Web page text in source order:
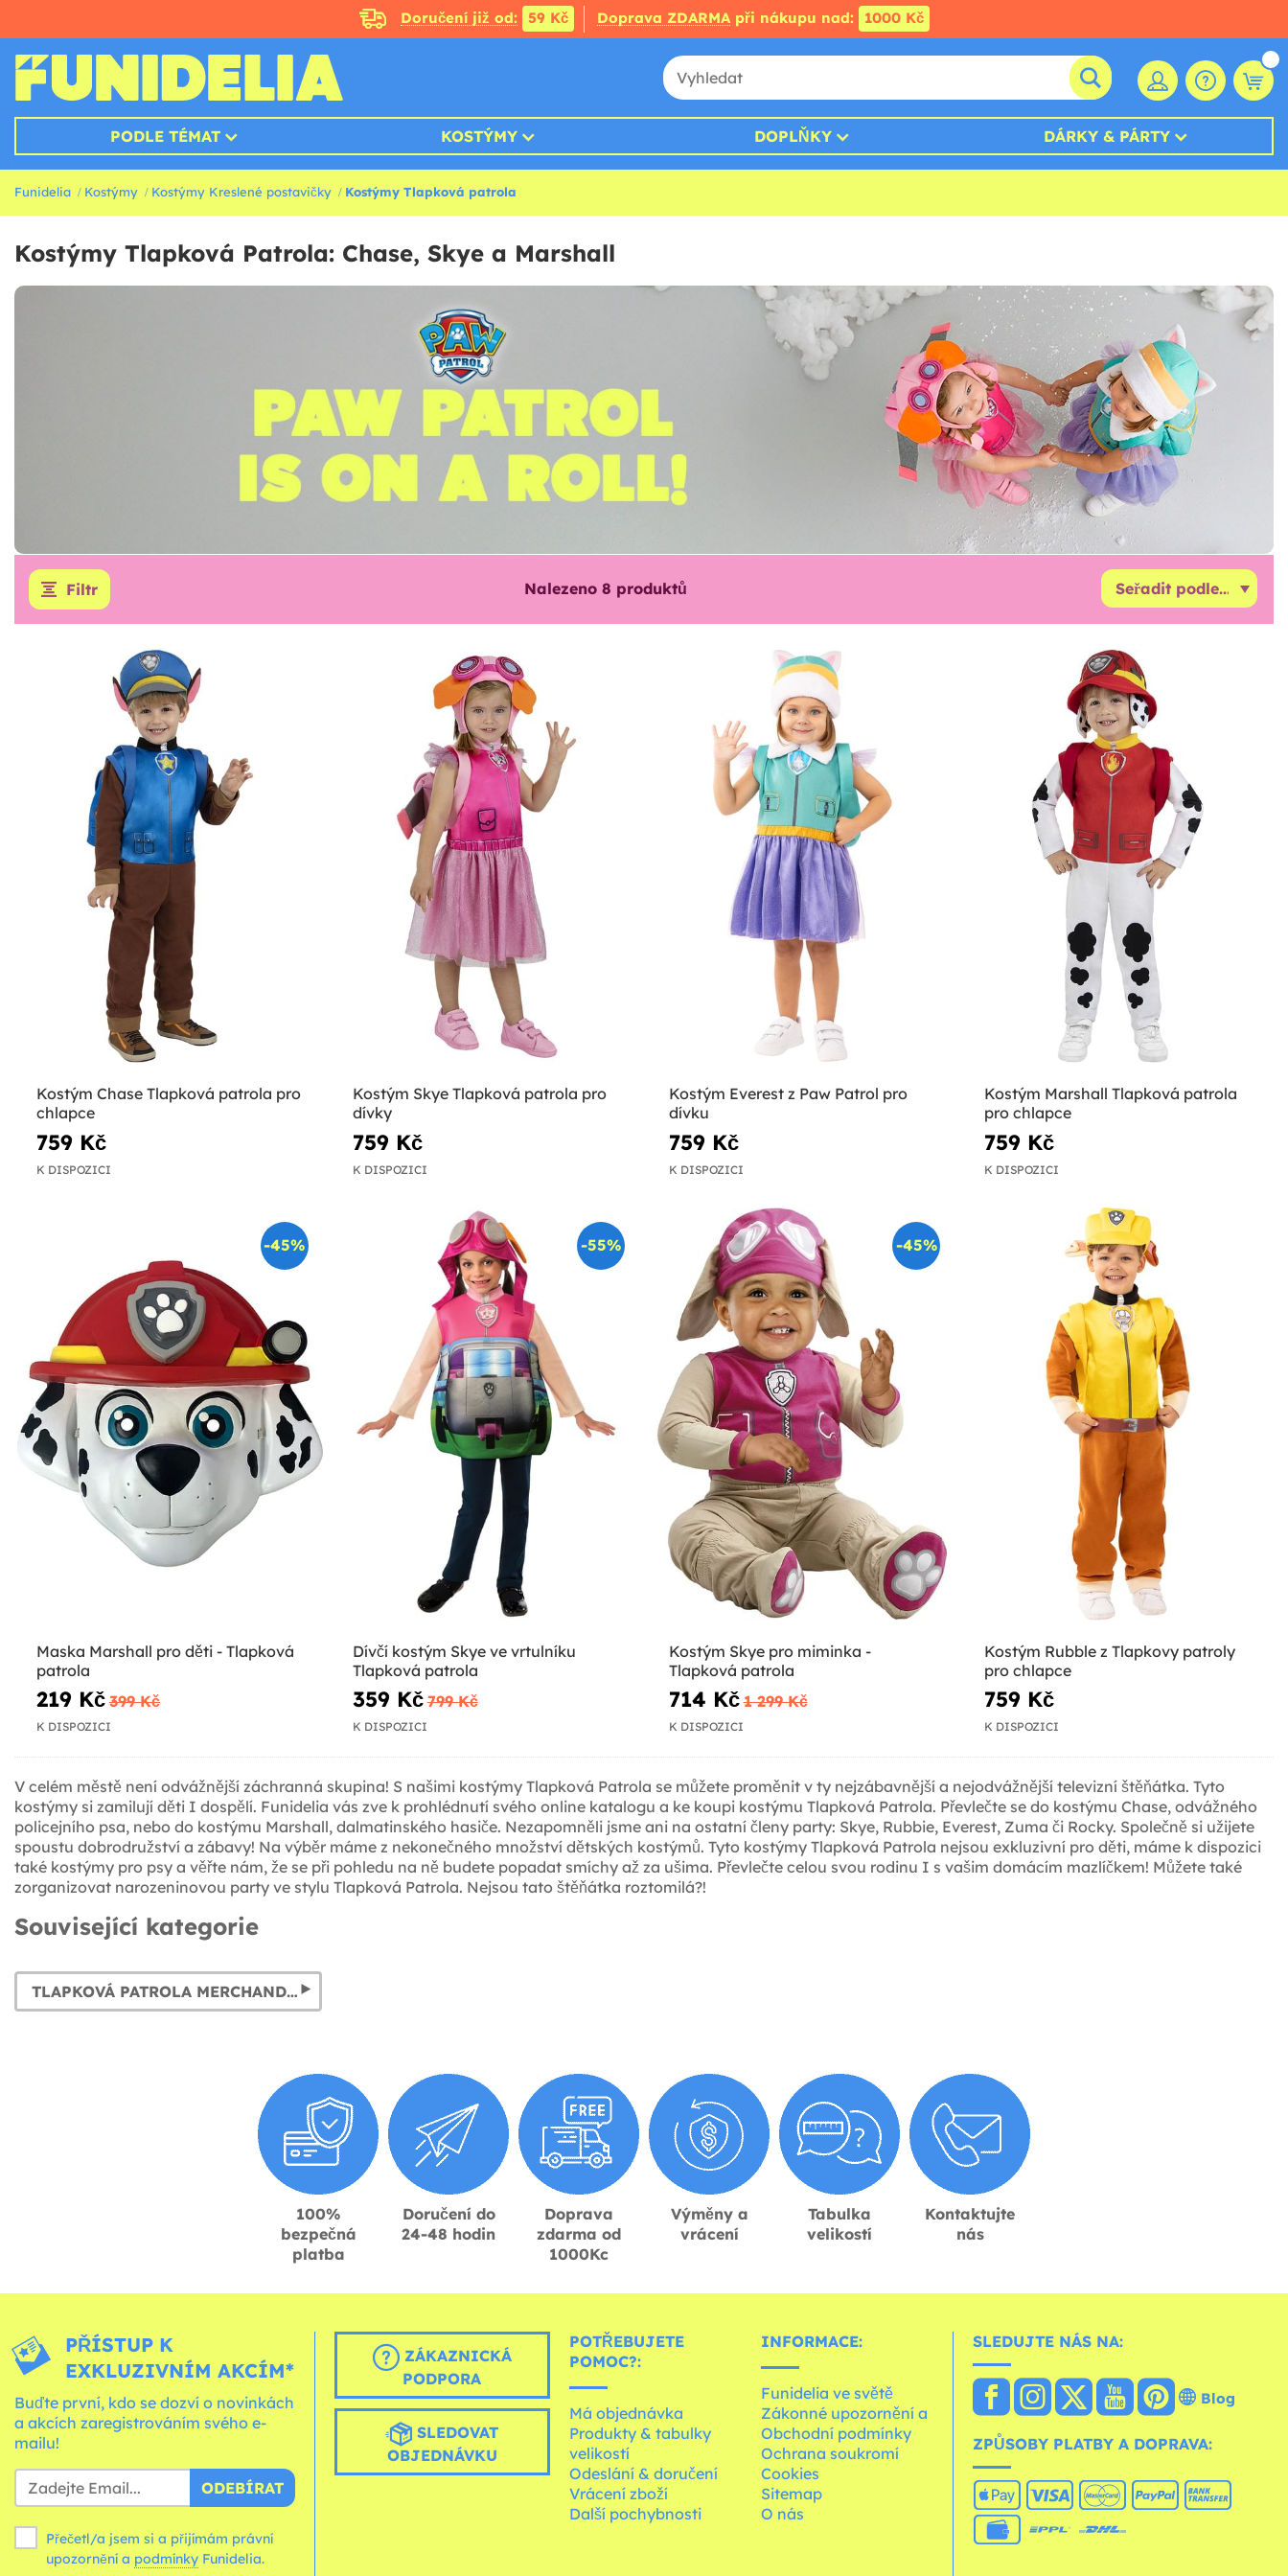
Doručení již od: 59 Kč Doprava ZDARMApři nákupu nad: 1000 Kč
PODLE TÉMAT KOSTÝMY DOPLŇKY DÁRKY & PÁRTY
Funidelia Kostýmy Kostýmy Kreslené postavičky Kostýmy Tlapková patrola
Kostýmy Tlapková Patrola: Chase, Skye a Marshall
Filtr Nalezeno 8 produktů
Kostým Chase Tlapková patrola pro
chlapce
759 Kč
K DISPOZICI
Kostým Skye Tlapková patrola pro
dívky
759 Kč
K DISPOZICI
Kostým Everest z Paw Patrol pro
dívku
759 Kč
K DISPOZICI
Kostým Marshall Tlapková patrola
pro chlapce
759 Kč
K DISPOZICI
-45%
Maska Marshall pro děti - Tlapková
patrola
219 Kč 399 Kč
K DISPOZICI
-55%
Dívčí kostým Skye ve vrtulníku
Tlapková patrola
359 Kč 799 Kč
K DISPOZICI
-45%
Kostým Skye pro miminka -
Tlapková patrola
714 Kč 1 299 Kč
K DISPOZICI
Kostým Rubble z Tlapkovy patroly
pro chlapce
759 Kč
K DISPOZICI
V celém městě není odvážnější záchranná skupina! S našimi kostýmy Tlapková Patrola se můžete proměnit v ty nejzábavnější a nejodvážnější televizní štěňátka. Tyto
kostýmy si zamilují děti I dospělí. Funidelia vás zve k prohlédnutí svého online katalogu a ke koupi kostýmu Tlapková Patrola. Převlečte se do kostýmu Chase, odvážného
policejního psa, nebo do kostýmu Marshall, dalmatinského hasiče. Nezapomněli jsme ani na ostatní členy party: Skye, Rubbie, Everest, Zuma či Rocky. Společně si užijete
spoustu dobrodružství a zábavy! Na výběr máme z nekonečného množství dětských kostýmů. Tyto kostýmy Tlapková Patrola nejsou exkluzivní pro děti, máme k dispozici
také kostýmy pro psy a věřte nám, že se při pohledu na ně budete popadat smíchy až za ušima. Převlečte celou svou rodinu I s vašim domácím mazlíčkem! Můžete také
zorganizovat narozeninovou party ve stylu Tlapková Patrola. Nejsou tato štěňátka roztomilá?!
Související kategorie
TLAPKOVÁ PATROLA MERCHANDISING & DÁRKY
100%
bezpečná
platba
Doručení do
24-48 hodin
Doprava
zdarma od
1000Kc
Výměny a
vrácení
Tabulka
velikostí
Kontaktujte
nás
PŘÍSTUP K
EXKLUZIVNÍM AKCÍM*
Buďte první, kdo se dozví o novinkách
a akcích zaregistrováním svého e-
mailu!
ODEBÍRAT
Přečetl/a jsem si a přijímám právní
upozornění a podmínky Funidelia.
ZÁKAZNICKÁ
PODPORA
SLEDOVAT
OBJEDNÁVKU
POTŘEBUJETE
POMOC?:
Má objednávka
Produkty & tabulky
velikostí
Odeslání & doručení
Vrácení zboží
Další pochybnosti
INFORMACE:
Funidelia ve světě
Zákonné upozornění a
Obchodní podmínky
Ochrana soukromí
Cookies
Sitemap
O nás
SLEDUJTE NÁS NA:
Blog
ZPŮSOBY PLATBY A DOPRAVA: